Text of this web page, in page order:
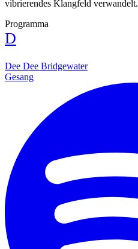
vibrierendes Klangfeld verwandelt.
Programma
D
Dee Dee Bridgewater
Gesang